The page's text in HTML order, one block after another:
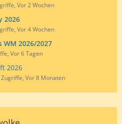
Vor 2 Wochen
2026
Vor 4 Wochen
WM 2026/2027
Vor 6 Tagen
2026
Vor 8 Monaten